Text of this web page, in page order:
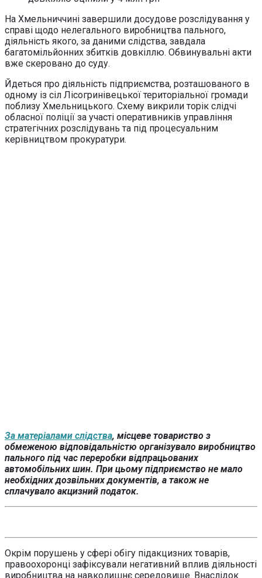
На Хмельниччині завершили досудове розслідування у
справі щодо нелегального виробництва пального,
діяльність якого, за даними слідства, завдала
багатомільйонних збитків довкіллю. Обвинувальні акти
вже скеровано до суду.
Йдеться про діяльність підприємства, розташованого в
одному із сіл Лісогринівецької територіальної громади
поблизу Хмельницького. Схему викрили торік слідчі
обласної поліції за участі оперативників управління
стратегічних розслідувань та під процесуальним
керівництвом прокуратури.
За матеріалами слідства, місцеве товариство з
обмеженою відповідальністю організувало виробництво
пального під час переробки відпрацьованих
автомобільних шин. При цьому підприємство не мало
необхідних дозвільних документів, а також не
сплачувало акцизний податок.
Окрім порушень у сфері обігу підакцизних товарів,
правоохоронці зафіксували негативний вплив діяльності
виробництва на навколишнє середовище. Внаслідок